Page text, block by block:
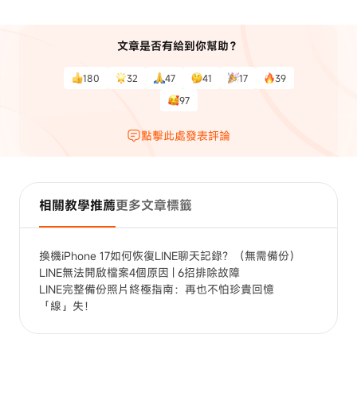
文章是否有給到你幫助？
180 32 47 41 17
39
97
點擊此處發表評論
相關教學推薦更多文章標籤
換機iPhone 17如何恢復LINE聊天記錄？（無需備份）
LINE無法開啟檔案4個原因 | 6招排除故障
LINE完整備份照片終極指南：再也不怕珍貴回憶
「線」失！